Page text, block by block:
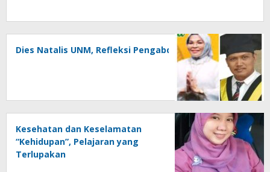
Dies Natalis UNM, Refleksi Pengabdian Untuk Negeri
Kesehatan dan Keselamatan
“Kehidupan”, Pelajaran yang
Terlupakan